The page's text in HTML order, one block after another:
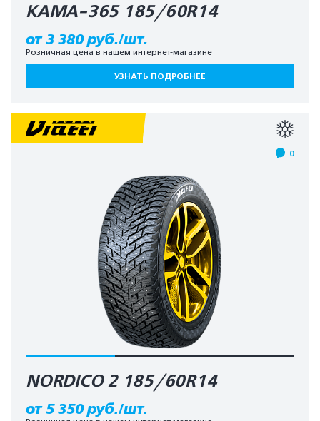
КАМА-365 185/60R14
от 3 380 руб./шт.
Розничная цена в нашем интернет-магазине
УЗНАТЬ ПОДРОБНЕЕ
0
NORDICO 2 185/60R14
от 5 350 руб./шт.